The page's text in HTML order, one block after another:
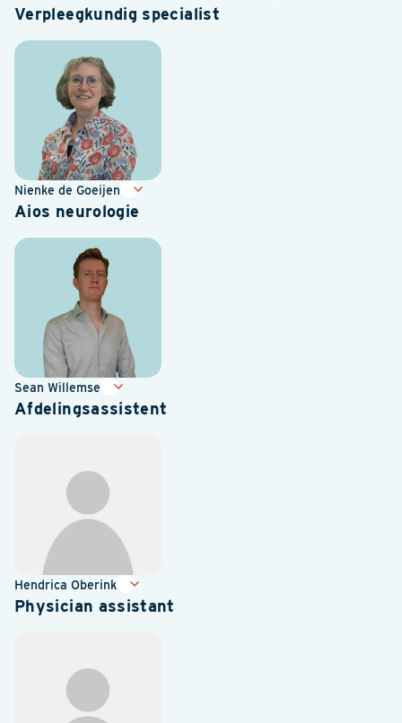
Verpleegkundig specialist
Nienke de Goeijen
Aios neurologie
Sean Willemse
Afdelingsassistent
Hendrica Oberink
Physician assistant